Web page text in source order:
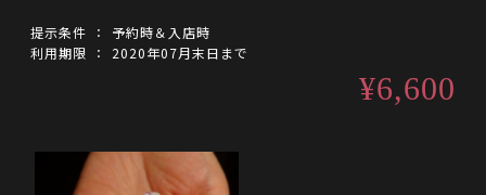
提示条件
予約時＆入店時
利用期限
2020年07月末日まで
¥6,600